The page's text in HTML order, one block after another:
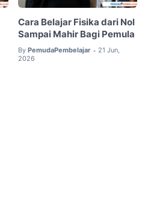
Cara Belajar Fisika dari Nol
Sampai Mahir Bagi Pemula
By PemudaPembelajar • 21 Jun,
2026